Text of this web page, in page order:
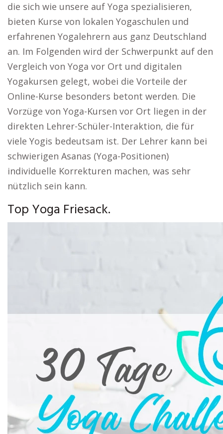
die sich wie unsere auf Yoga spezialisieren,
bieten Kurse von lokalen Yogaschulen und
erfahrenen Yogalehrern aus ganz Deutschland
an. Im Folgenden wird der Schwerpunkt auf den
Vergleich von Yoga vor Ort und digitalen
Yogakursen gelegt, wobei die Vorteile der
Online-Kurse besonders betont werden. Die
Vorzüge von Yoga-Kursen vor Ort liegen in der
direkten Lehrer-Schüler-Interaktion, die für
viele Yogis bedeutsam ist. Der Lehrer kann bei
schwierigen Asanas (Yoga-Positionen)
individuelle Korrekturen machen, was sehr
nützlich sein kann.
Top Yoga Friesack.